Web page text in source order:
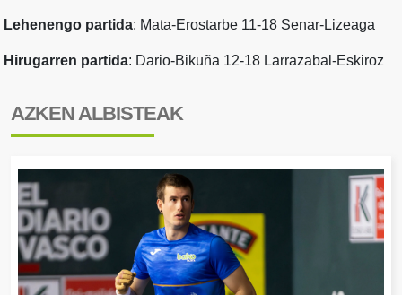
Lehenengo partida: Mata-Erostarbe 11-18 Senar-Lizeaga
Hirugarren partida: Dario-Bikuña 12-18 Larrazabal-Eskiroz
AZKEN ALBISTEAK